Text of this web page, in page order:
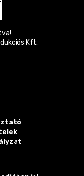
Kft.